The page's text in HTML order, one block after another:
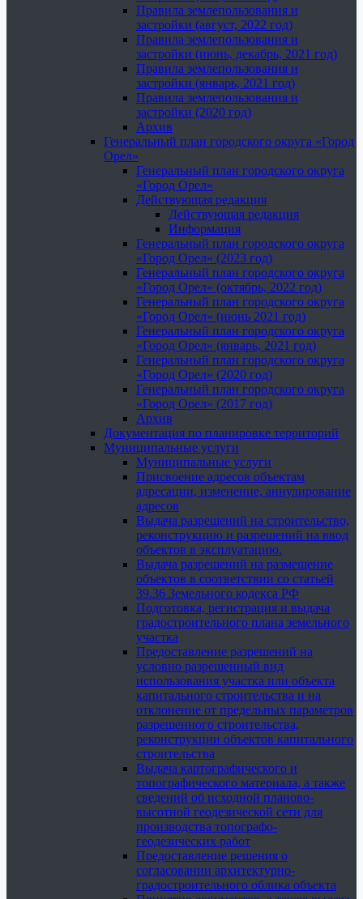
Правила землепользования и
застройки (август, 2022 год)
Правила землепользования и
застройки (июнь, декабрь, 2021 год)
Правила землепользования и
застройки (январь, 2021 год)
Правила землепользования и
застройки (2020 год)
Архив
Генеральный план городского округа «Город
Орел»
Генеральный план городского округа
«Город Орел»
Действующая редакция
Действующая редакция
Информация
Генеральный план городского округа
«Город Орел» (2023 год)
Генеральный план городского округа
«Город Орел» (октябрь, 2022 год)
Генеральный план городского округа
«Город Орел» (июнь 2021 год)
Генеральный план городского округа
«Город Орел» (январь, 2021 год)
Генеральный план городского округа
«Город Орел» (2020 год)
Генеральный план городского округа
«Город Орел» (2017 год)
Архив
Документация по планировке территорий
Муниципальные услуги
Муниципальные услуги
Присвоение адресов объектам
адресации, изменение, аннулирование
адресов
Выдача разрешений на строительство,
реконструкцию и разрешений на ввод
объектов в эксплуатацию.
Выдача разрешений на размещение
объектов в соответствии со статьей
39.36 Земельного кодекса РФ
Подготовка, регистрация и выдача
градостроительного плана земельного
участка
Предоставление разрешений на
условно разрешенный вид
использования участка или объекта
капитального строительства и на
отклонение от предельных параметров
разрешенного строительства,
реконструкции объектов капитального
строительства
Выдача картографического и
топографического материала, а также
сведений об исходной планово-
высотной геодезической сети для
производства топографо-
геодезических работ
Предоставление решения о
согласовании архитектурно-
градостроительного облика объекта